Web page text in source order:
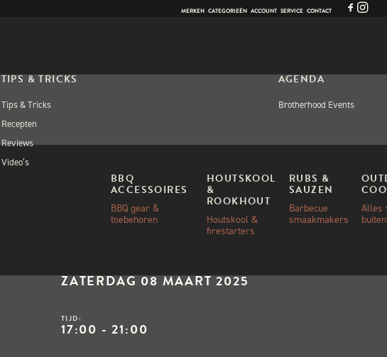
MERKEN CATEGORIEËN ACCOUNT SERVICE CONTACT
BBQ
ACCESSOIRES
BBQ gear &
toebehoren
HOUTSKOOL
&
ROOKHOUT
Houtskool &
firestarters
RUBS &
SAUZEN
Barbecue
smaakmakers
Alles
TIPS & TRICKS
Tips & Tricks
Recepten
Reviews
Video’s
AGENDA
Brotherhood Events
DINER VAN DE BBQ
ZATERDAG 08 MAART 2025
TIJD:
17:00 - 21:00